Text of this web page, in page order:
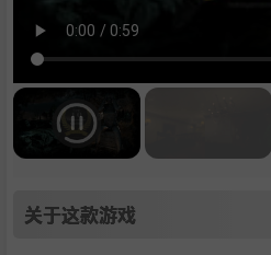
关于这款游戏